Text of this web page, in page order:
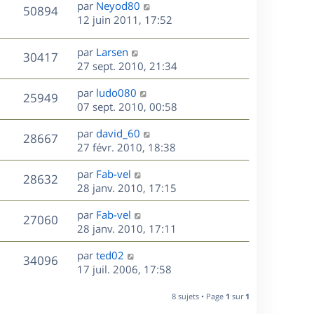
n
i
e
r
m
e
s
s
a
g
e
50894V
u
e
D
e
n
i
e
r
m
e
s
s
a
g
e
par Neyod80
12 juin 2011, 17:52
30417V
u
s
D
e
r
n
i
e
r
m
e
s
s
a
g
e
par Larsen
27 sept. 2010, 21:34
25949V
u
s
D
e
r
n
i
e
r
m
e
s
s
a
g
e
par ludo080
07 sept. 2010, 00:58
28667V
u
e
s
D
e
r
n
i
e
r
m
e
s
s
par david_60
27 févr. 2010, 18:38
28632V
u
D
e
r
n
i
e
r
m
par Fab-vel
28 janv. 2010, 17:15
27060V
u
e
D
e
r
n
i
par Fab-vel
28 janv. 2010, 17:11
34096V
D
e
par ted02
17 juil. 2006, 17:58
8 sujets • Page 1 sur 1